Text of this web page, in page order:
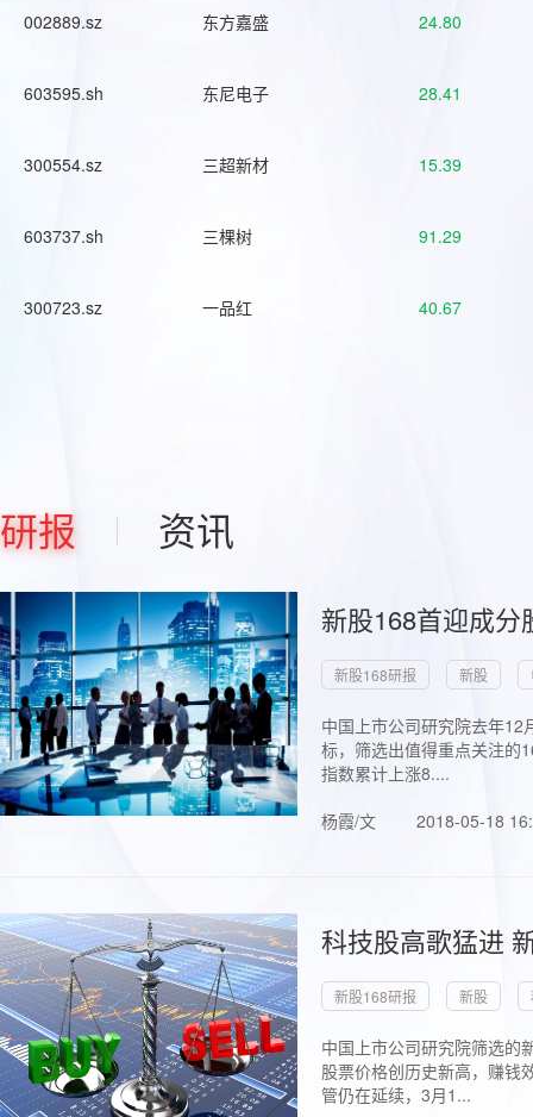
002889.sz 东方嘉盛 24.80
603595.sh 东尼电子 28.41
300554.sz 三超新材 15.39
603737.sh 三棵树 91.29
300723.sz 一品红 40.67
研报 资讯
新股168首迎成
新股168研报 新股
中国上市公司研究院去年
标，筛选出值得重点关注的
指数累计上涨8....
杨霞/文
2018-05-18
科技股高歌猛进
新股168研报 新股
中国上市公司研究院筛选的
股票价格创历史新高，赚钱
管仍在延续，3月1...